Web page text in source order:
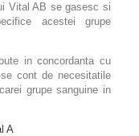
Vital AB se gasesc si
acestei grupe
in concordanta cu
cont de necesitatile
grupe sanguine in
A